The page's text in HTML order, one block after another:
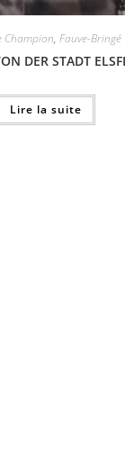
Champion, Fauve-Bringé
DER STADT
Lire la suite